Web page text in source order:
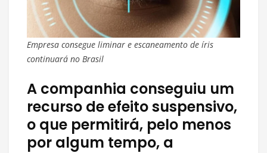
Empresa consegue liminar e escaneamento de íris
continuará no Brasil
A companhia conseguiu um
recurso de efeito suspensivo,
o que permitirá, pelo menos
por algum tempo, a